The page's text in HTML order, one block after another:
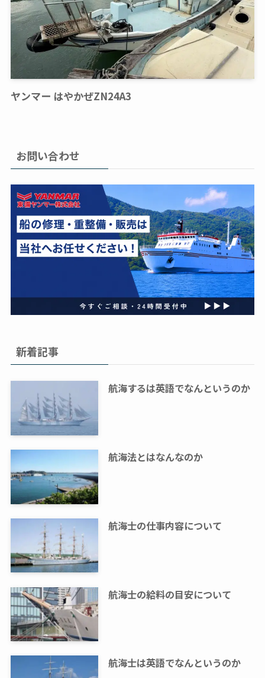
ヤンマー はやかぜZN24A3
お問い合わせ
新着記事
航海するは英語でなんというのか
航海法とはなんなのか
航海士の仕事内容について
航海士の給料の目安について
航海士は英語でなんというのか